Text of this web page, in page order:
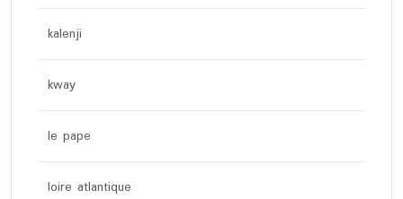
kalenji
kway
le pape
loire atlantique